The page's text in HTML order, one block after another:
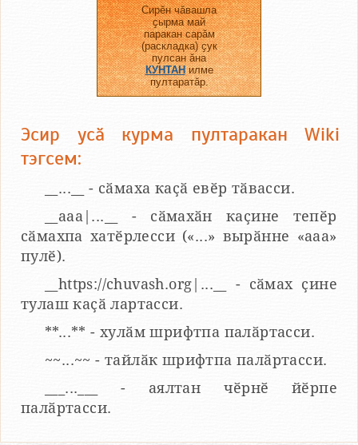
Сирӗн чӑвашла
ҫырма май
паракан сарӑм
(раскладка) ҫук
пулсан ӑна
КУНТАНилме
пултаратӑр.
Эсир усӑ курма пултаракан Wiki
тэгсем:
__...__ - сӑмаха каҫӑ евӗр тӑвасси.
__aaa|...__ - сӑмахӑн каҫине тепӗр
сӑмахпа хатӗрлесси («...» вырӑнне «ааа»
пулӗ).
__https://chuvash.org|...__ - сӑмах ҫине
тулаш каҫӑ лартасси.
**...** - хулӑм шрифтпа палӑртасси.
~~...~~ - тайлӑк шрифтпа палӑртасси.
___...___ - аялтан чӗрнӗ йӗрпе
палӑртасси.